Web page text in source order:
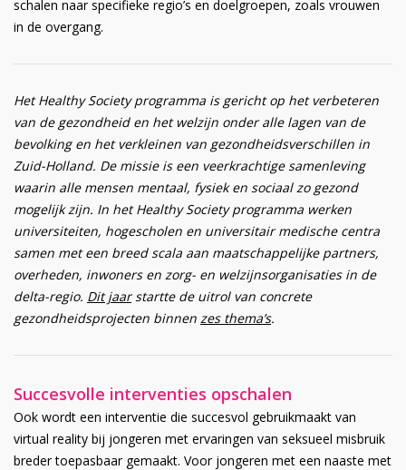
schalen naar specifieke regio’s en doelgroepen, zoals vrouwen
in de overgang.
Het Healthy Society programma is gericht op het verbeteren
van de gezondheid en het welzijn onder alle lagen van de
bevolking en het verkleinen van gezondheidsverschillen in
Zuid-Holland. De missie is een veerkrachtige samenleving
waarin alle mensen mentaal, fysiek en sociaal zo gezond
mogelijk zijn. In het Healthy Society programma werken
universiteiten, hogescholen en universitair medische centra
samen met een breed scala aan maatschappelijke partners,
overheden, inwoners en zorg- en welzijnsorganisaties in de
delta-regio. Dit jaarstartte de uitrol van concrete
gezondheidsprojecten binnen zes thema’s.
Succesvolle interventies opschalen
Ook wordt een interventie die succesvol gebruikmaakt van
virtual reality bij jongeren met ervaringen van seksueel misbruik
breder toepasbaar gemaakt. Voor jongeren met een naaste met